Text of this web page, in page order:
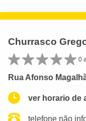
Churrasco
0
Rua Afonso
ver horario de
telefone não